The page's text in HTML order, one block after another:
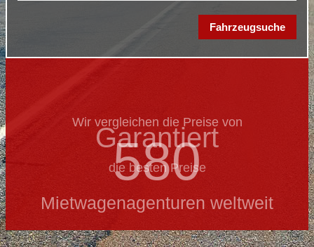
Wir vergleichen die Preise von
580
Mietwagenagenturen weltweit
Garantiert
die besten Preise